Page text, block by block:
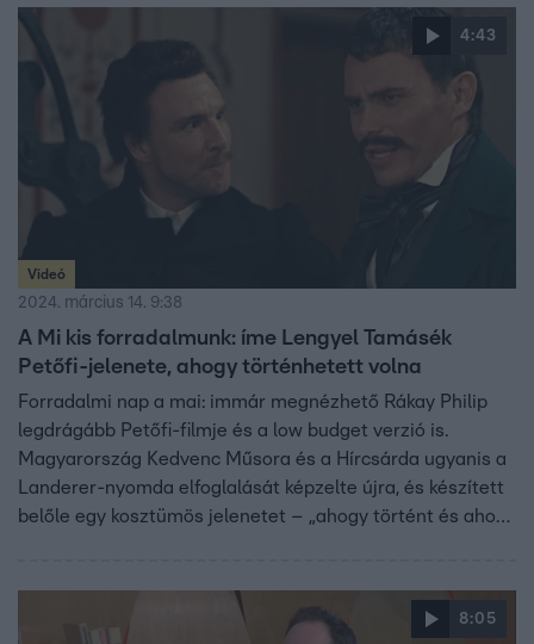
4:43
Videó
2024. március 14. 9:38
A Mi kis forradalmunk: íme Lengyel Tamásék
Petőfi-jelenete, ahogy történhetett volna
Forradalmi nap a mai: immár megnézhető Rákay Philip
legdrágább Petőfi-filmje és a low budget verzió is.
Magyarország Kedvenc Műsora és a Hírcsárda ugyanis a
Landerer-nyomda elfoglalását képzelte újra, és készített
belőle egy kosztümös jelenetet – „ahogy történt és ahogy
8:05